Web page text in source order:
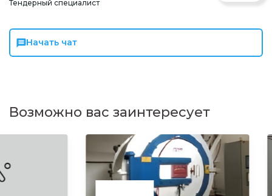
Тендерный специалист
Начать чат
Возможно вас заинтересует